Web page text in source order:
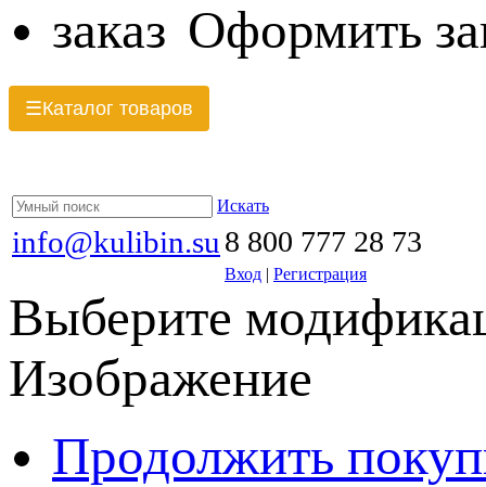
Оформить
☰Каталог товаров
Искать
info@kulibin.su 8 800 777 28 73
Вход | Регистрация
Выберите
Изображение
Продолжить